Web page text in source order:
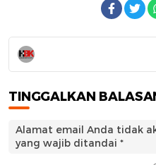
TINGGALKAN
Alamat email Anda tidak
yang wajib ditandai *